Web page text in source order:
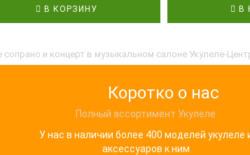
В КОРЗИНУ В
сопрано и концерт в музыкальном салоне Укулеле-
Коротко о нас
Полный ассортимент Укулеле
У нас в наличии более 400 моделей укулеле
аксессуаров к ним